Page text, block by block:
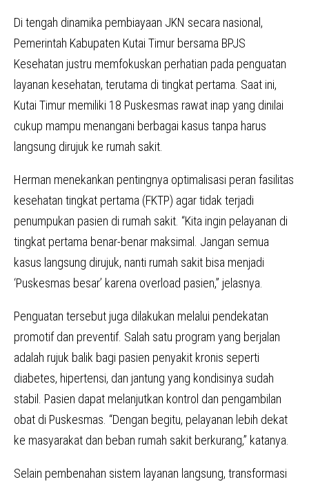
Di tengah dinamika pembiayaan JKN secara nasional,
Pemerintah Kabupaten Kutai Timur bersama BPJS
Kesehatan justru memfokuskan perhatian pada penguatan
layanan kesehatan, terutama di tingkat pertama. Saat ini,
Kutai Timur memiliki 18 Puskesmas rawat inap yang dinilai
cukup mampu menangani berbagai kasus tanpa harus
langsung dirujuk ke rumah sakit.
Herman menekankan pentingnya optimalisasi peran fasilitas
kesehatan tingkat pertama (FKTP) agar tidak terjadi
penumpukan pasien di rumah sakit. “Kita ingin pelayanan di
tingkat pertama benar-benar maksimal. Jangan semua
kasus langsung dirujuk, nanti rumah sakit bisa menjadi
‘Puskesmas besar’ karena overload pasien,” jelasnya.
Penguatan tersebut juga dilakukan melalui pendekatan
promotif dan preventif. Salah satu program yang berjalan
adalah rujuk balik bagi pasien penyakit kronis seperti
diabetes, hipertensi, dan jantung yang kondisinya sudah
stabil. Pasien dapat melanjutkan kontrol dan pengambilan
obat di Puskesmas. “Dengan begitu, pelayanan lebih dekat
ke masyarakat dan beban rumah sakit berkurang,” katanya.
Selain pembenahan sistem layanan langsung, transformasi